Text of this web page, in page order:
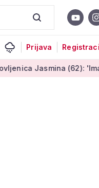
Prijava
(62): 'Imam